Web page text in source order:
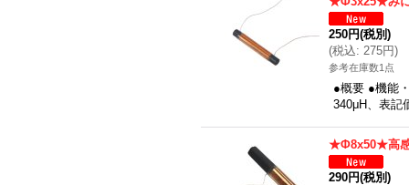
250円(税別)
(税込: 275円)
参考在庫数1点
●概要 ●機能
340μH、表記
★Φ8x50★高
290円(税別)